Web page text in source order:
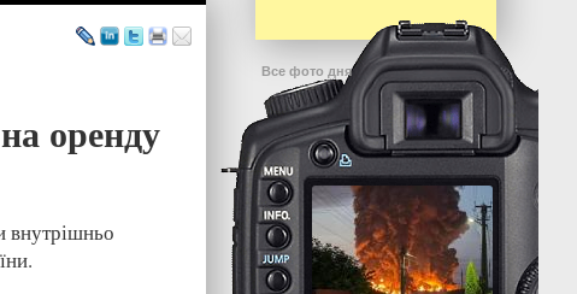
оренду
внутрішньо
Все фото дня